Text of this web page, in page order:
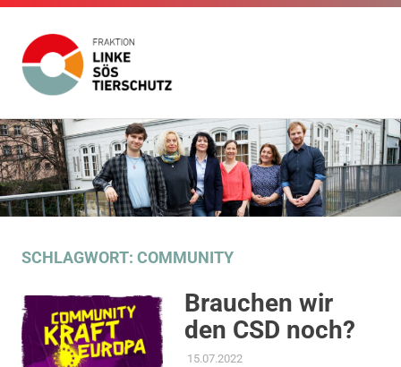
Zum
Inhalt
springen
Linke
SÖS
Tierschutz
der
Fraktion
Die
Linke
SÖS
Gemeinderat
SCHLAGWORT: COMMUNITY
Brauchen wir
den CSD noch?
15.07.2022ADMIN
AKTUELLES